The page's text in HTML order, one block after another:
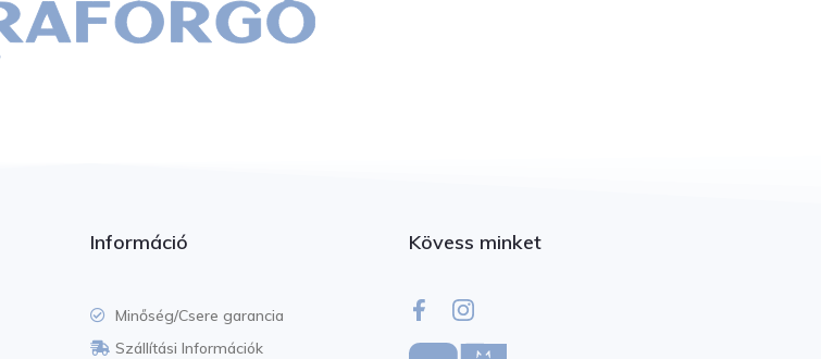
Információ
Minőség/Csere garancia
Szállítási Információk
Kövess minket